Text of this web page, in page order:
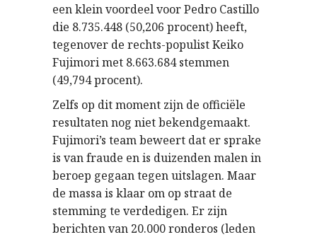
een klein voordeel voor Pedro Castillo
die 8.735.448 (50,206 procent) heeft,
tegenover de rechts-populist Keiko
Fujimori met 8.663.684 stemmen
(49,794 procent).
Zelfs op dit moment zijn de officiële
resultaten nog niet bekendgemaakt.
Fujimori’s team beweert dat er sprake
is van fraude en is duizenden malen in
beroep gegaan tegen uitslagen. Maar
de massa is klaar om op straat de
stemming te verdedigen. Er zijn
berichten van 20.000 ronderos (leden